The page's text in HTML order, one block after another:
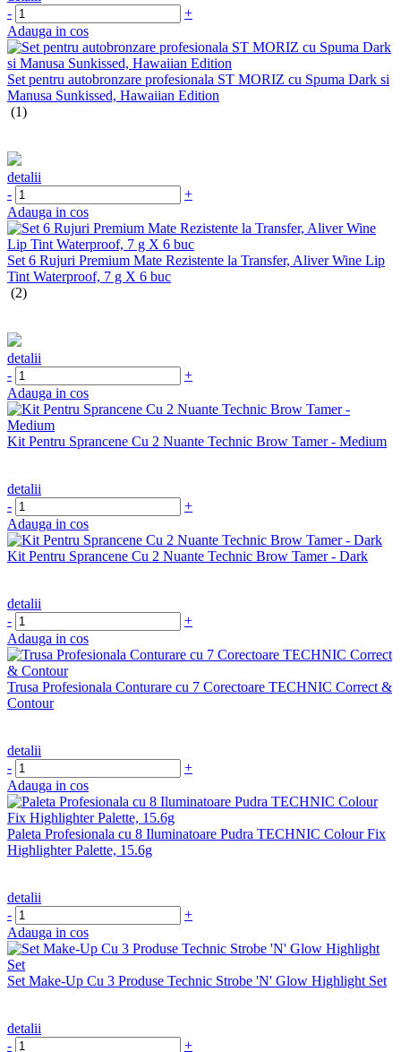
-
+
Adauga in cos
Set pentru autobronzare profesionala ST MORIZ cu Spuma Dark si
Manusa Sunkissed, Hawaiian Edition
(1)
detalii
-
+
Adauga in cos
Set 6 Rujuri Premium Mate Rezistente la Transfer, Aliver Wine Lip
Tint Waterproof, 7 g X 6 buc
(2)
detalii
-
+
Adauga in cos
Kit Pentru Sprancene Cu 2 Nuante Technic Brow Tamer - Medium
detalii
-
+
Adauga in cos
Kit Pentru Sprancene Cu 2 Nuante Technic Brow Tamer - Dark
detalii
-
+
Adauga in cos
Trusa Profesionala Conturare cu 7 Corectoare TECHNIC Correct &
Contour
detalii
-
+
Adauga in cos
Paleta Profesionala cu 8 Iluminatoare Pudra TECHNIC Colour Fix
Highlighter Palette, 15.6g
detalii
-
+
Adauga in cos
Set Make-Up Cu 3 Produse Technic Strobe 'N' Glow Highlight Set
detalii
-
+